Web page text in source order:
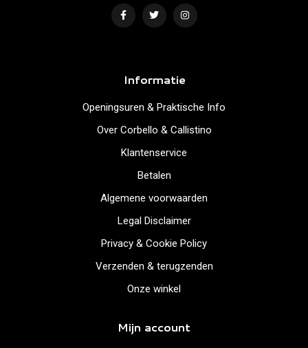
Informatie
Openingsuren & Praktische Info
Over Corbello & Callistino
Klantenservice
Betalen
Algemene voorwaarden
Legal Disclaimer
Privacy & Cookie Policy
Verzenden & terugzenden
Onze winkel
Mijn account